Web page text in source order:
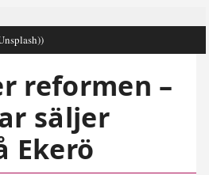
reformen –
säljer
Ekerö